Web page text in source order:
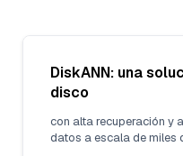
DiskANN: una
disco
con alta recuperación y
datos a escala de miles